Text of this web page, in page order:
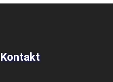
Kontakt